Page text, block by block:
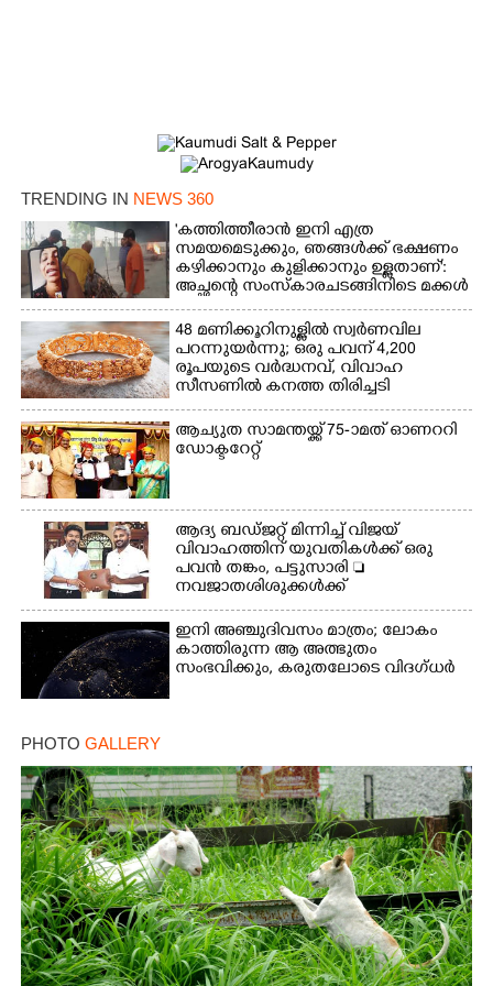
TRENDING IN NEWS 360
'കത്തിത്തീരാൻ ഇനി എത്ര
സമയമെടുക്കും, ഞങ്ങൾക്ക് ഭക്ഷണം
കഴിക്കാനും കുളിക്കാനും ഉള്ളതാണ്':
അച്ഛന്റെ സംസ്കാരചടങ്ങിനിടെ മക്കൾ
48 മണിക്കൂറിനുള്ളിൽ സ്വർണവില
പറന്നുയർന്നു; ഒരു പവന് 4,200
രൂപയുടെ വർദ്ധനവ്, വിവാഹ
സീസണിൽ കനത്ത തിരിച്ചടി
ആച്യുത സാമന്തയ്ക്ക് 75-ാമത് ഓണററി
ഡോക്ടറേറ്റ്
ആദ്യ ബഡ്ജറ്റ് മിന്നിച്ച് വിജയ്
വിവാഹത്തിന് യുവതികൾക്ക് ഒരു
പവൻ തങ്കം, പട്ടുസാരി 
നവജാതശിശുക്കൾക്ക്
സ്വർണമോതിരം  വിദ്യാർത്ഥികൾക്ക്
സൈക്കിൾ
ഇനി അഞ്ചുദിവസം മാത്രം; ലോകം
കാത്തിരുന്ന ആ അത്ഭുതം
സംഭവിക്കും, കരുതലോടെ വിദഗ്ധർ
PHOTO GALLERY